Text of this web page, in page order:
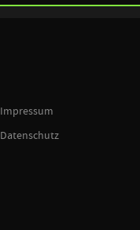
Impressum
Datenschutz